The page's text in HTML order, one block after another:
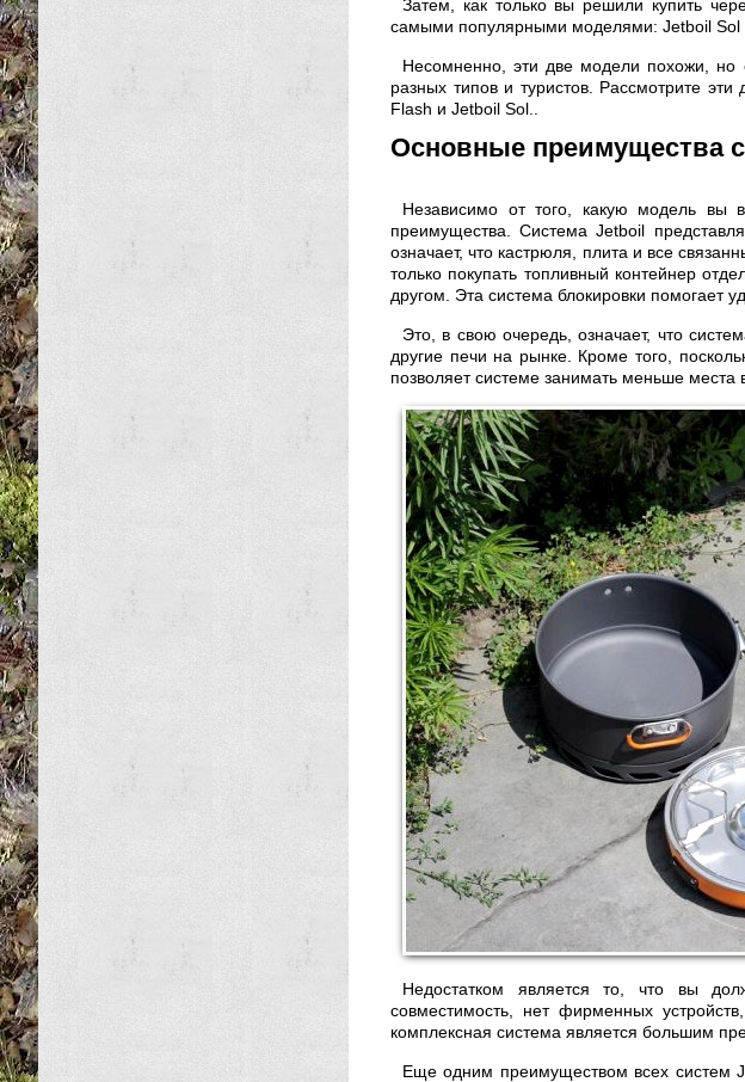
Затем, как только вы решили купить
самыми популярными моделями: Jetboil Sol
Несомненно, эти две модели похожи, но
разных типов и туристов. Рассмотрите
Flash и Jetboil Sol..
Основные преимущества
Независимо от того, какую модель вы
преимущества. Система Jetboil
означает, что кастрюля, плита и все
только покупать топливный контейнер
другом. Эта система блокировки помогает
Это, в свою очередь, означает, что
другие печи на рынке. Кроме того,
позволяет системе занимать меньше места в
Недостатком является то, что вы
совместимость, нет фирменных
комплексная система является большим
Еще одним преимуществом всех систем